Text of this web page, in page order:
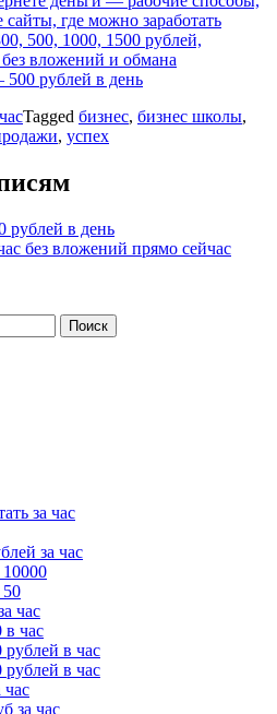
где можно заработать
500, 1000, 1500 рублей,
вложений и обмана
500 рублей в день
Tagged бизнес, бизнес школы,
, успех
рублей в день
без вложений прямо сейчас
за час
за час
10000
50
час
в час
рублей в час
рублей в час
час
за час